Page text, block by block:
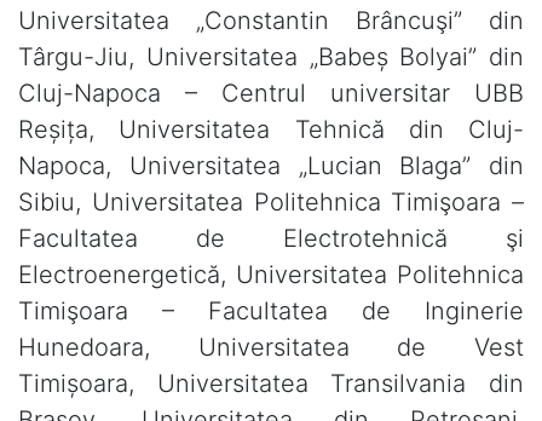
Universitatea „Constantin Brâncuşi” din
Târgu-Jiu, Universitatea „Babeș Bolyai” din
Cluj-Napoca – Centrul universitar UBB
Reșița, Universitatea Tehnică din Cluj-
Napoca, Universitatea „Lucian Blaga” din
Sibiu, Universitatea Politehnica Timişoara –
Facultatea de Electrotehnică şi
Electroenergetică, Universitatea Politehnica
Timişoara – Facultatea de Inginerie
Hunedoara, Universitatea de Vest
Timișoara, Universitatea Transilvania din